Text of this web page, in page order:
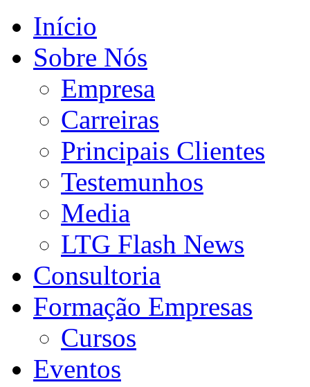
Início
Sobre Nós
Empresa
Carreiras
Principais Clientes
Testemunhos
Media
LTG Flash News
Consultoria
Formação Empresas
Cursos
Eventos